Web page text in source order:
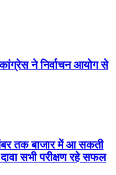
ने निर्वाचन आयोग से
तक बाजार में आ सकती
सभी परीक्षण रहे सफल